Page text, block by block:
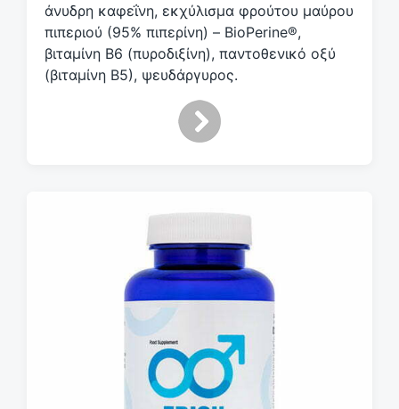
άνυδρη καφεΐνη, εκχύλισμα φρούτου μαύρου
πιπεριού (95% πιπερίνη) – BioPerine®,
βιταμίνη Β6 (πυροδιξίνη), παντοθενικό οξύ
(βιταμίνη Β5), ψευδάργυρος.